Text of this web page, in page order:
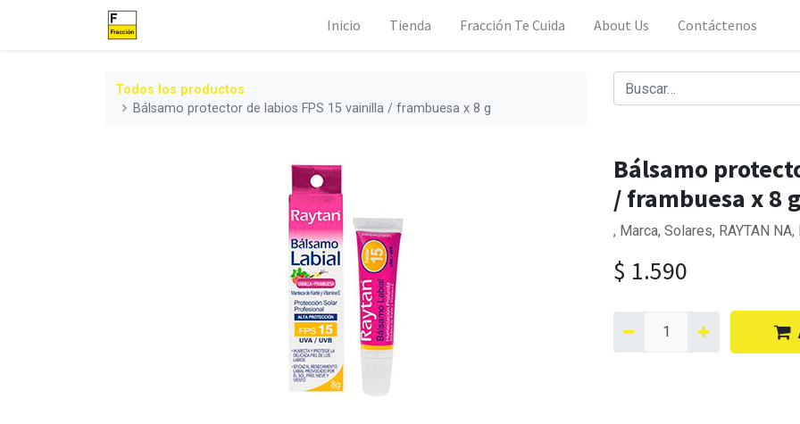
Inicio Tienda Fracción Te Cuida About Us Contáctenos
Todos los productos
Bálsamo protector de labios FPS 15 vainilla / frambuesa x 8 g
Bálsamo
/ frambuesa x 8
, Marca, Solares, RAYTAN
$ 1.590